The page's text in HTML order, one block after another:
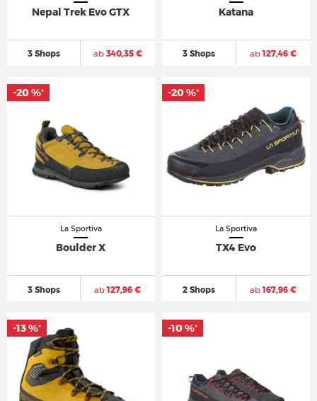
Nepal Trek Evo GTX
3 Shops ab340,35 €
Katana
3 Shops ab127,46 €
La Sportiva
Boulder X
3 Shops ab127,96 €
-20 %*
La Sportiva
TX4 Evo
2 Shops ab167,96 €
-20 %*
-13 %* -10 %*